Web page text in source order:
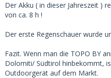
Der Akku ( in dieser Jahreszeit )
von ca. 8 h !
Der erste Regenschauer wurde
Fazit. Wenn man die TOPO BY
Dolomiti/ Südtirol hinbekommt,
Outdoorgerät auf dem Markt.